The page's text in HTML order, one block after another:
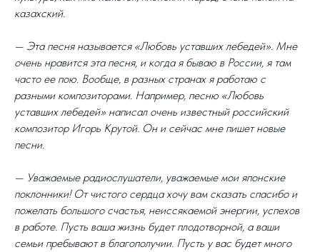
казахский.
— Эта песня называется «Любовь уставших лебедей». Мне
очень нравится эта песня, и когда я бываю в России, я там
часто ее пою. Вообще, в разных странах я работаю с
разными композиторами. Например, песню «Любовь
уставших лебедей» написал очень известный российский
композитор Игорь Крутой. Он и сейчас мне пишет новые
песни.
— Уважаемые радиослушатели, уважаемые мои японские
поклонники! От чистого сердца хочу вам сказать спасибо и
пожелать большого счастья, неиссякаемой энергии, успехов
в работе. Пусть ваша жизнь будет плодотворной, а ваши
семьи пребывают в благополучии. Пусть у вас будет много